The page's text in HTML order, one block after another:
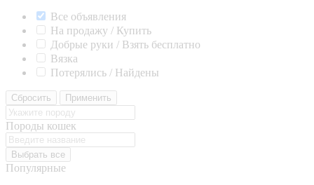
Все объявления
На продажу / Купить
Добрые руки / Взять бесплатно
Вязка
Потерялись / Найдены
Сбросить Применить
Породы кошек
Выбрать все
Популярные